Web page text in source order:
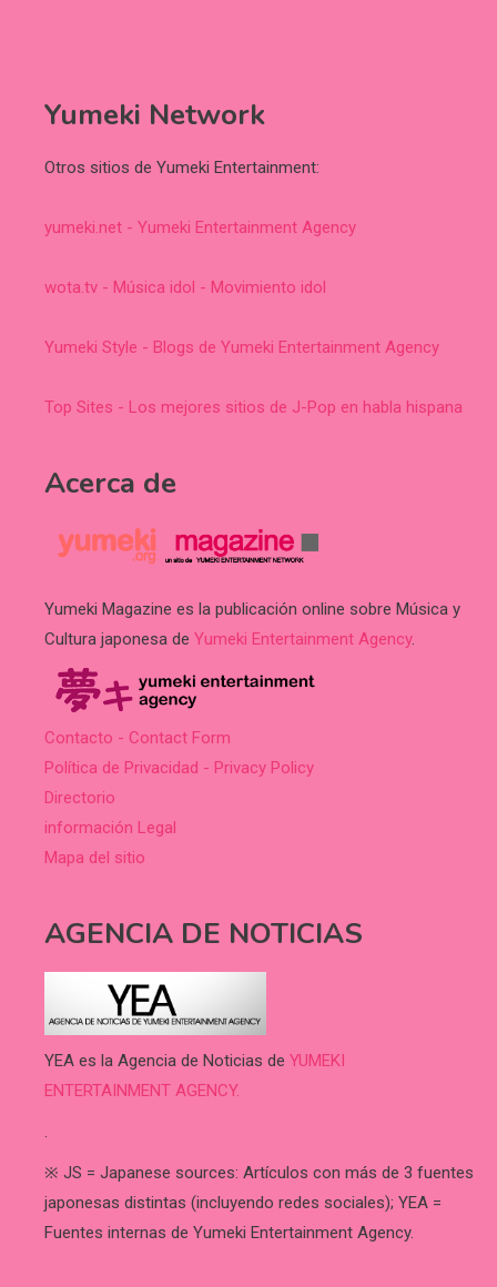
Yumeki Network
Otros sitios de Yumeki Entertainment:
yumeki.net - Yumeki Entertainment Agency
wota.tv - Música idol - Movimiento idol
Yumeki Style - Blogs de Yumeki Entertainment Agency
Top Sites - Los mejores sitios de J-Pop en habla hispana
Acerca de
Yumeki Magazine es la publicación online sobre Música y
Cultura japonesa de Yumeki Entertainment Agency.
Contacto - Contact Form
Política de Privacidad - Privacy Policy
Directorio
información Legal
Mapa del sitio
AGENCIA DE NOTICIAS
YEA es la Agencia de Noticias de YUMEKI
ENTERTAINMENT AGENCY.
.
※ JS = Japanese sources: Artículos con más de 3 fuentes
japonesas distintas (incluyendo redes sociales); YEA =
Fuentes internas de Yumeki Entertainment Agency.